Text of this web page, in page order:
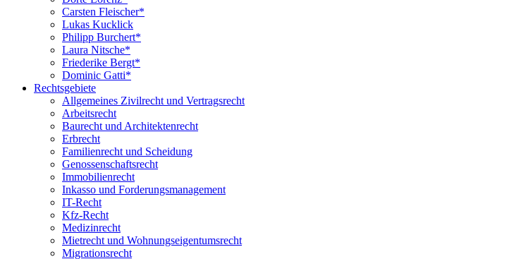
Carsten Fleischer*
Lukas Kucklick
Philipp Burchert*
Laura Nitsche*
Friederike Bergt*
Dominic Gatti*
Rechtsgebiete
Allgemeines Zivilrecht und Vertragsrecht
Arbeitsrecht
Baurecht und Architektenrecht
Erbrecht
Familienrecht und Scheidung
Genossenschaftsrecht
Immobilienrecht
Inkasso und Forderungsmanagement
IT-Recht
Kfz-Recht
Medizinrecht
Mietrecht und Wohnungseigentumsrecht
Migrationsrecht